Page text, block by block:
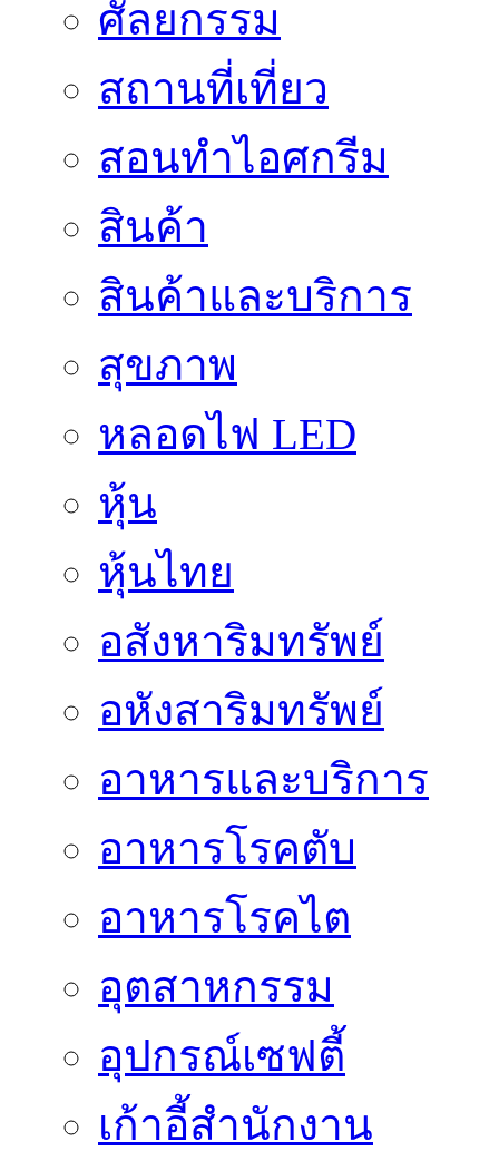
ศัลยกรรม
สถานที่เที่ยว
สอนทำไอศกรีม
สินค้า
สินค้าและบริการ
สุขภาพ
หลอดไฟ LED
หุ้น
หุ้นไทย
อสังหาริมทรัพย์
อหังสาริมทรัพย์
อาหารและบริการ
อาหารโรคตับ
อาหารโรคไต
อุตสาหกรรม
อุปกรณ์เซฟตี้
เก้าอี้สำนักงาน